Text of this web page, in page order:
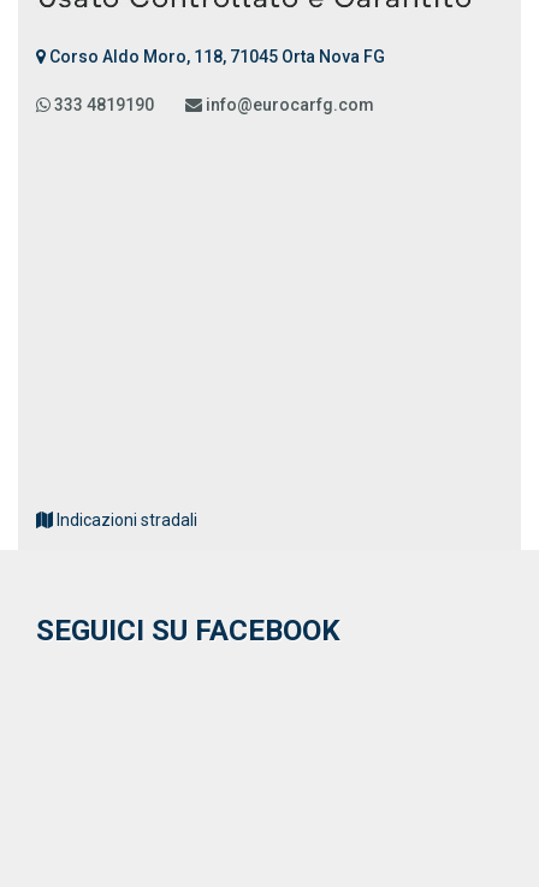
Corso Aldo Moro, 118, 71045 Orta Nova FG
333 4819190 info@eurocarfg.com
Indicazioni stradali
SEGUICI SU FACEBOOK